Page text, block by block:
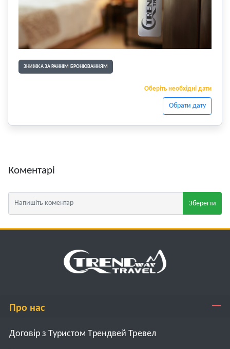
ЗНИЖКА ЗА РАННІМ БРОНЮВАННЯМ
Оберіть необхідні дати
Обрати дату
Коментарі
Зберегти
Про нас
Договір з Туристом Трендвей Тревел